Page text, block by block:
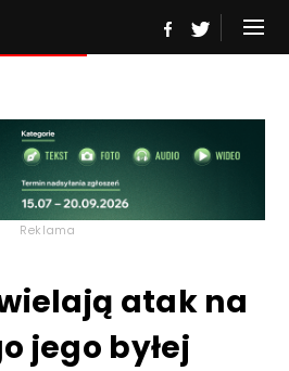
Reklama
atak na
jego byłej